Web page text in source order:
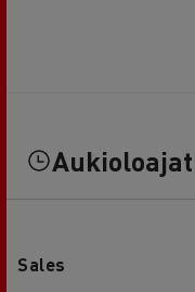
Aukioloajat
Sales